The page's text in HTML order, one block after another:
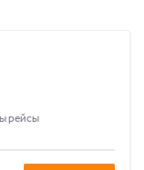
рейсы